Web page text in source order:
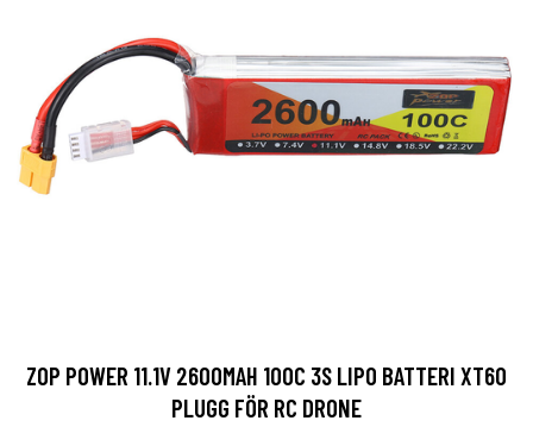
ZOP POWER 11.1V 2600MAH 100C 3S LIPO BATTERI XT60
PLUGG FÖR RC DRONE